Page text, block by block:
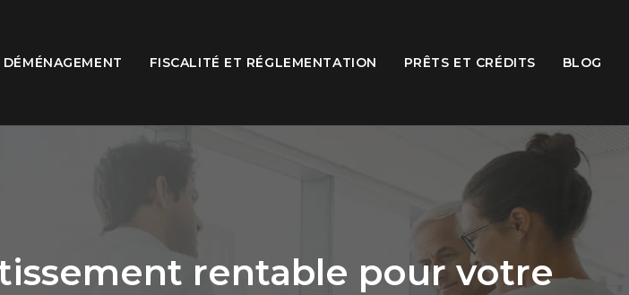
DÉMÉNAGEMENT FISCALITÉ ET RÉGLEMENTATION PRÊTS ET CRÉDITS BLOG
rentable pour votre